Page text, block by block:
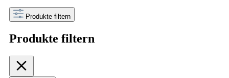
Produkte filtern
Produkte filtern